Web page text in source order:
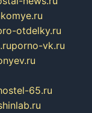
otdelky.ru
porno-vk.ru
65.ru